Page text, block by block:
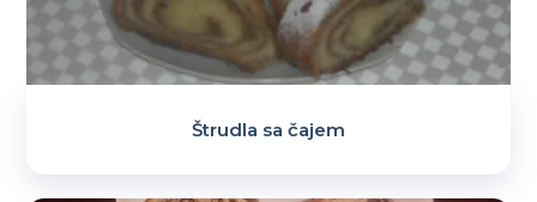
Štrudla sa čajem